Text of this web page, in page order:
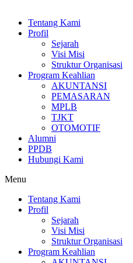
Tentang Kami
Profil
Sejarah
Visi Misi
Struktur Organisasi
Program Keahlian
AKUNTANSI
PEMASARAN
MPLB
TJKT
OTOMOTIF
Alumni
PPDB
Hubungi Kami
Menu
Tentang Kami
Profil
Sejarah
Visi Misi
Struktur Organisasi
Program Keahlian